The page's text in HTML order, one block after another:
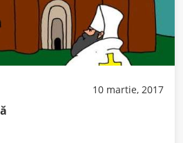
10 martie, 2017